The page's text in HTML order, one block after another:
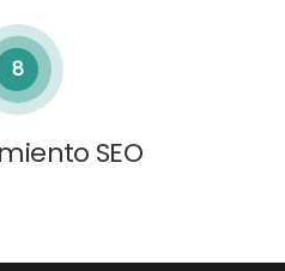
8
SEO